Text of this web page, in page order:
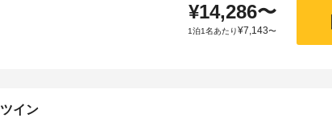
¥14,286〜
1泊1名あたり¥7,143〜
ツイン